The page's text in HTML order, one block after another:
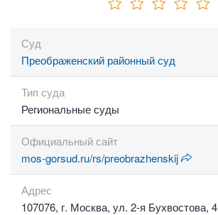
Суд
Преображенский районный суд
Тип суда
Региональные суды
Официальный сайт
mos-gorsud.ru/rs/preobrazhenskij
Адрес
107076, г. Москва, ул. 2-я Бухвостова, 4